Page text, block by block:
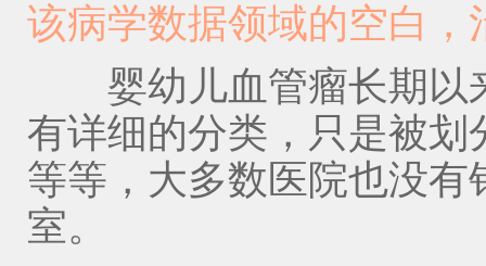
该病学数据领域的空白
婴幼儿血管瘤长期以
有详细的分类，只是被
等等，大多数医院也没
室。